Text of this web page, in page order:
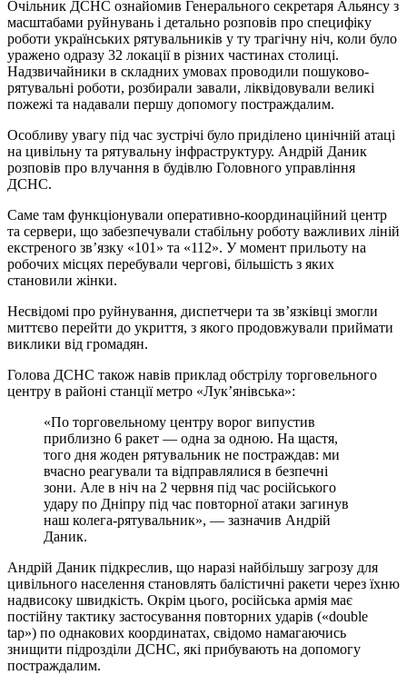
Очільник ДСНС ознайомив Генерального секретаря Альянсу з
масштабами руйнувань і детально розповів про специфіку
роботи українських рятувальників у ту трагічну ніч, коли було
уражено одразу 32 локації в різних частинах столиці.
Надзвичайники в складних умовах проводили пошуково-
рятувальні роботи, розбирали завали, ліквідовували великі
пожежі та надавали першу допомогу постраждалим.
Особливу увагу під час зустрічі було приділено цинічній атаці
на цивільну та рятувальну інфраструктуру. Андрій Даник
розповів про влучання в будівлю Головного управління
ДСНС.
Саме там функціонували оперативно-координаційний центр
та сервери, що забезпечували стабільну роботу важливих ліній
екстреного зв’язку «101» та «112». У момент прильоту на
робочих місцях перебували чергові, більшість з яких
становили жінки.
Несвідомі про руйнування, диспетчери та зв’язківці змогли
миттєво перейти до укриття, з якого продовжували приймати
виклики від громадян.
Голова ДСНС також навів приклад обстрілу торговельного
центру в районі станції метро «Лук’янівська»:
«По торговельному центру ворог випустив
приблизно 6 ракет — одна за одною. На щастя,
того дня жоден рятувальник не постраждав: ми
вчасно реагували та відправлялися в безпечні
зони. Але в ніч на 2 червня під час російського
удару по Дніпру під час повторної атаки загинув
наш колега-рятувальник», — зазначив Андрій
Даник.
Андрій Даник підкреслив, що наразі найбільшу загрозу для
цивільного населення становлять балістичні ракети через їхню
надвисоку швидкість. Окрім цього, російська армія має
постійну тактику застосування повторних ударів («double
tap») по однакових координатах, свідомо намагаючись
знищити підрозділи ДСНС, які прибувають на допомогу
постраждалим.